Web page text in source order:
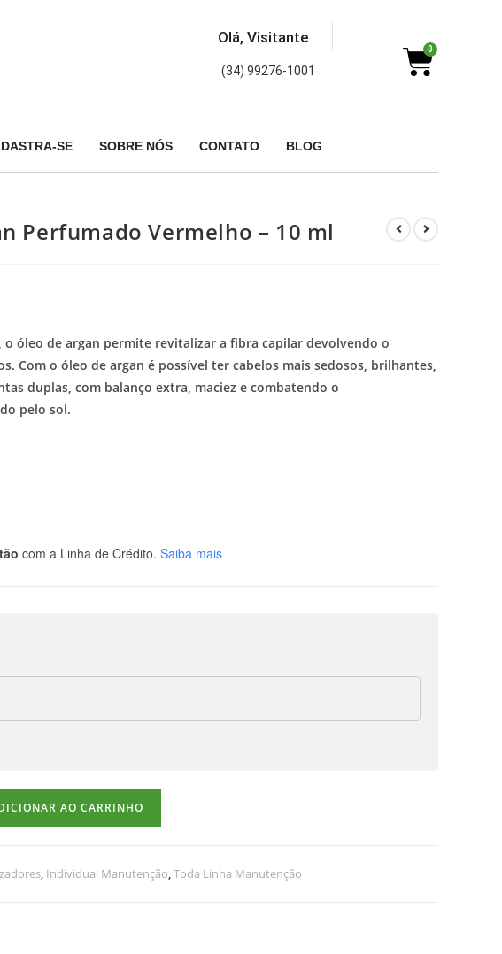
Olá, Visitante
(34) 99276-1001
0
SE SOBRE NÓS CONTATO BLOG
Perfumado Vermelho – 10 ml
o óleo de argan permite revitalizar a fibra capilar devolvendo o
Com o óleo de argan é possível ter cabelos mais sedosos, brilhantes,
duplas, com balanço extra, maciez e combatendo o
pelo sol.
com a Linha de Crédito. Saiba mais
AO CARRINHO
, Individual Manutenção,Toda Linha Manutenção